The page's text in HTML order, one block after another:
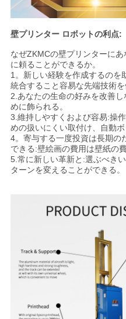
壁プリンター ロボットの利点:
なぜZKMCの壁プリンターに
に頼ることができるか。
1。新しい経験を作成するのを
統合すること容易な先端技術を
2.あなたの生命の好みを改善
めに飾られる。
3.維持しやすくおよび容易:操
めの扱いにくい取付け、自動ボ
4。寄与する一度投資は長期の
できる:壁絵画の費用は壁紙の
5.常に新しい革新と:選ぶべき
ターンを変えることができる。